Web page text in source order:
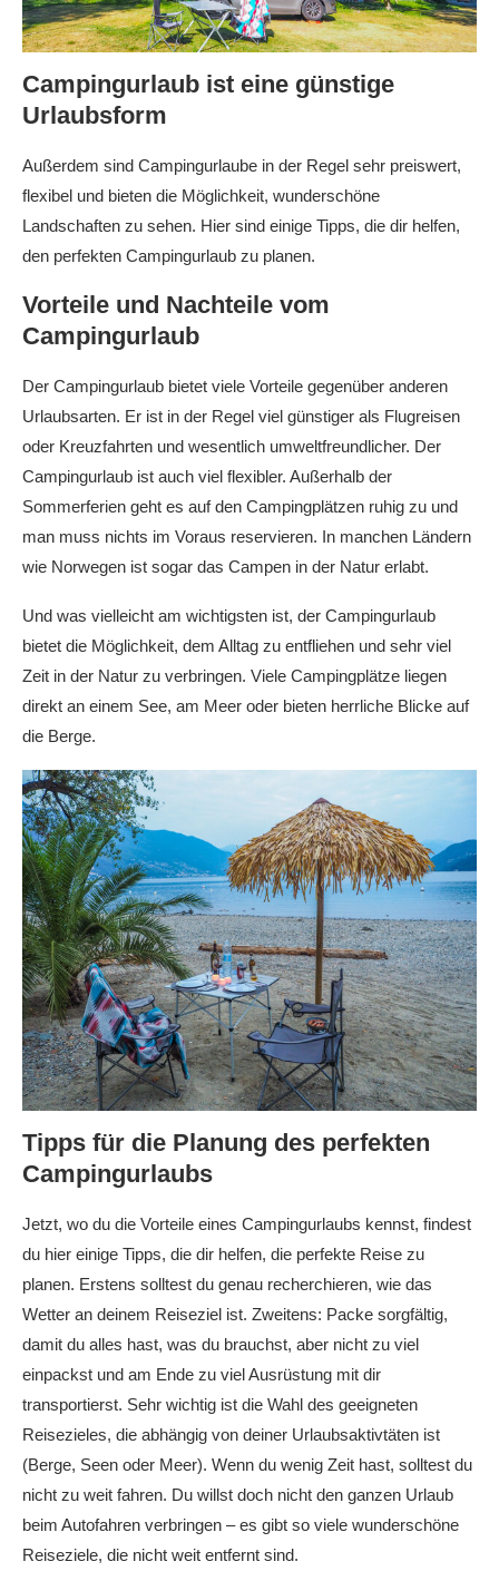
Campingurlaub ist eine günstige
Urlaubsform
Außerdem sind Campingurlaube in der Regel sehr preiswert,
flexibel und bieten die Möglichkeit, wunderschöne
Landschaften zu sehen. Hier sind einige Tipps, die dir helfen,
den perfekten Campingurlaub zu planen.
Vorteile und Nachteile vom
Campingurlaub
Der Campingurlaub bietet viele Vorteile gegenüber anderen
Urlaubsarten. Er ist in der Regel viel günstiger als Flugreisen
oder Kreuzfahrten und wesentlich umweltfreundlicher. Der
Campingurlaub ist auch viel flexibler. Außerhalb der
Sommerferien geht es auf den Campingplätzen ruhig zu und
man muss nichts im Voraus reservieren. In manchen Ländern
wie Norwegen ist sogar das Campen in der Natur erlabt.
Und was vielleicht am wichtigsten ist, der Campingurlaub
bietet die Möglichkeit, dem Alltag zu entfliehen und sehr viel
Zeit in der Natur zu verbringen. Viele Campingplätze liegen
direkt an einem See, am Meer oder bieten herrliche Blicke auf
die Berge.
Tipps für die Planung des perfekten
Campingurlaubs
Jetzt, wo du die Vorteile eines Campingurlaubs kennst, findest
du hier einige Tipps, die dir helfen, die perfekte Reise zu
planen. Erstens solltest du genau recherchieren, wie das
Wetter an deinem Reiseziel ist. Zweitens: Packe sorgfältig,
damit du alles hast, was du brauchst, aber nicht zu viel
einpackst und am Ende zu viel Ausrüstung mit dir
transportierst. Sehr wichtig ist die Wahl des geeigneten
Reisezieles, die abhängig von deiner Urlaubsaktivtäten ist
(Berge, Seen oder Meer). Wenn du wenig Zeit hast, solltest du
nicht zu weit fahren. Du willst doch nicht den ganzen Urlaub
beim Autofahren verbringen – es gibt so viele wunderschöne
Reiseziele, die nicht weit entfernt sind.